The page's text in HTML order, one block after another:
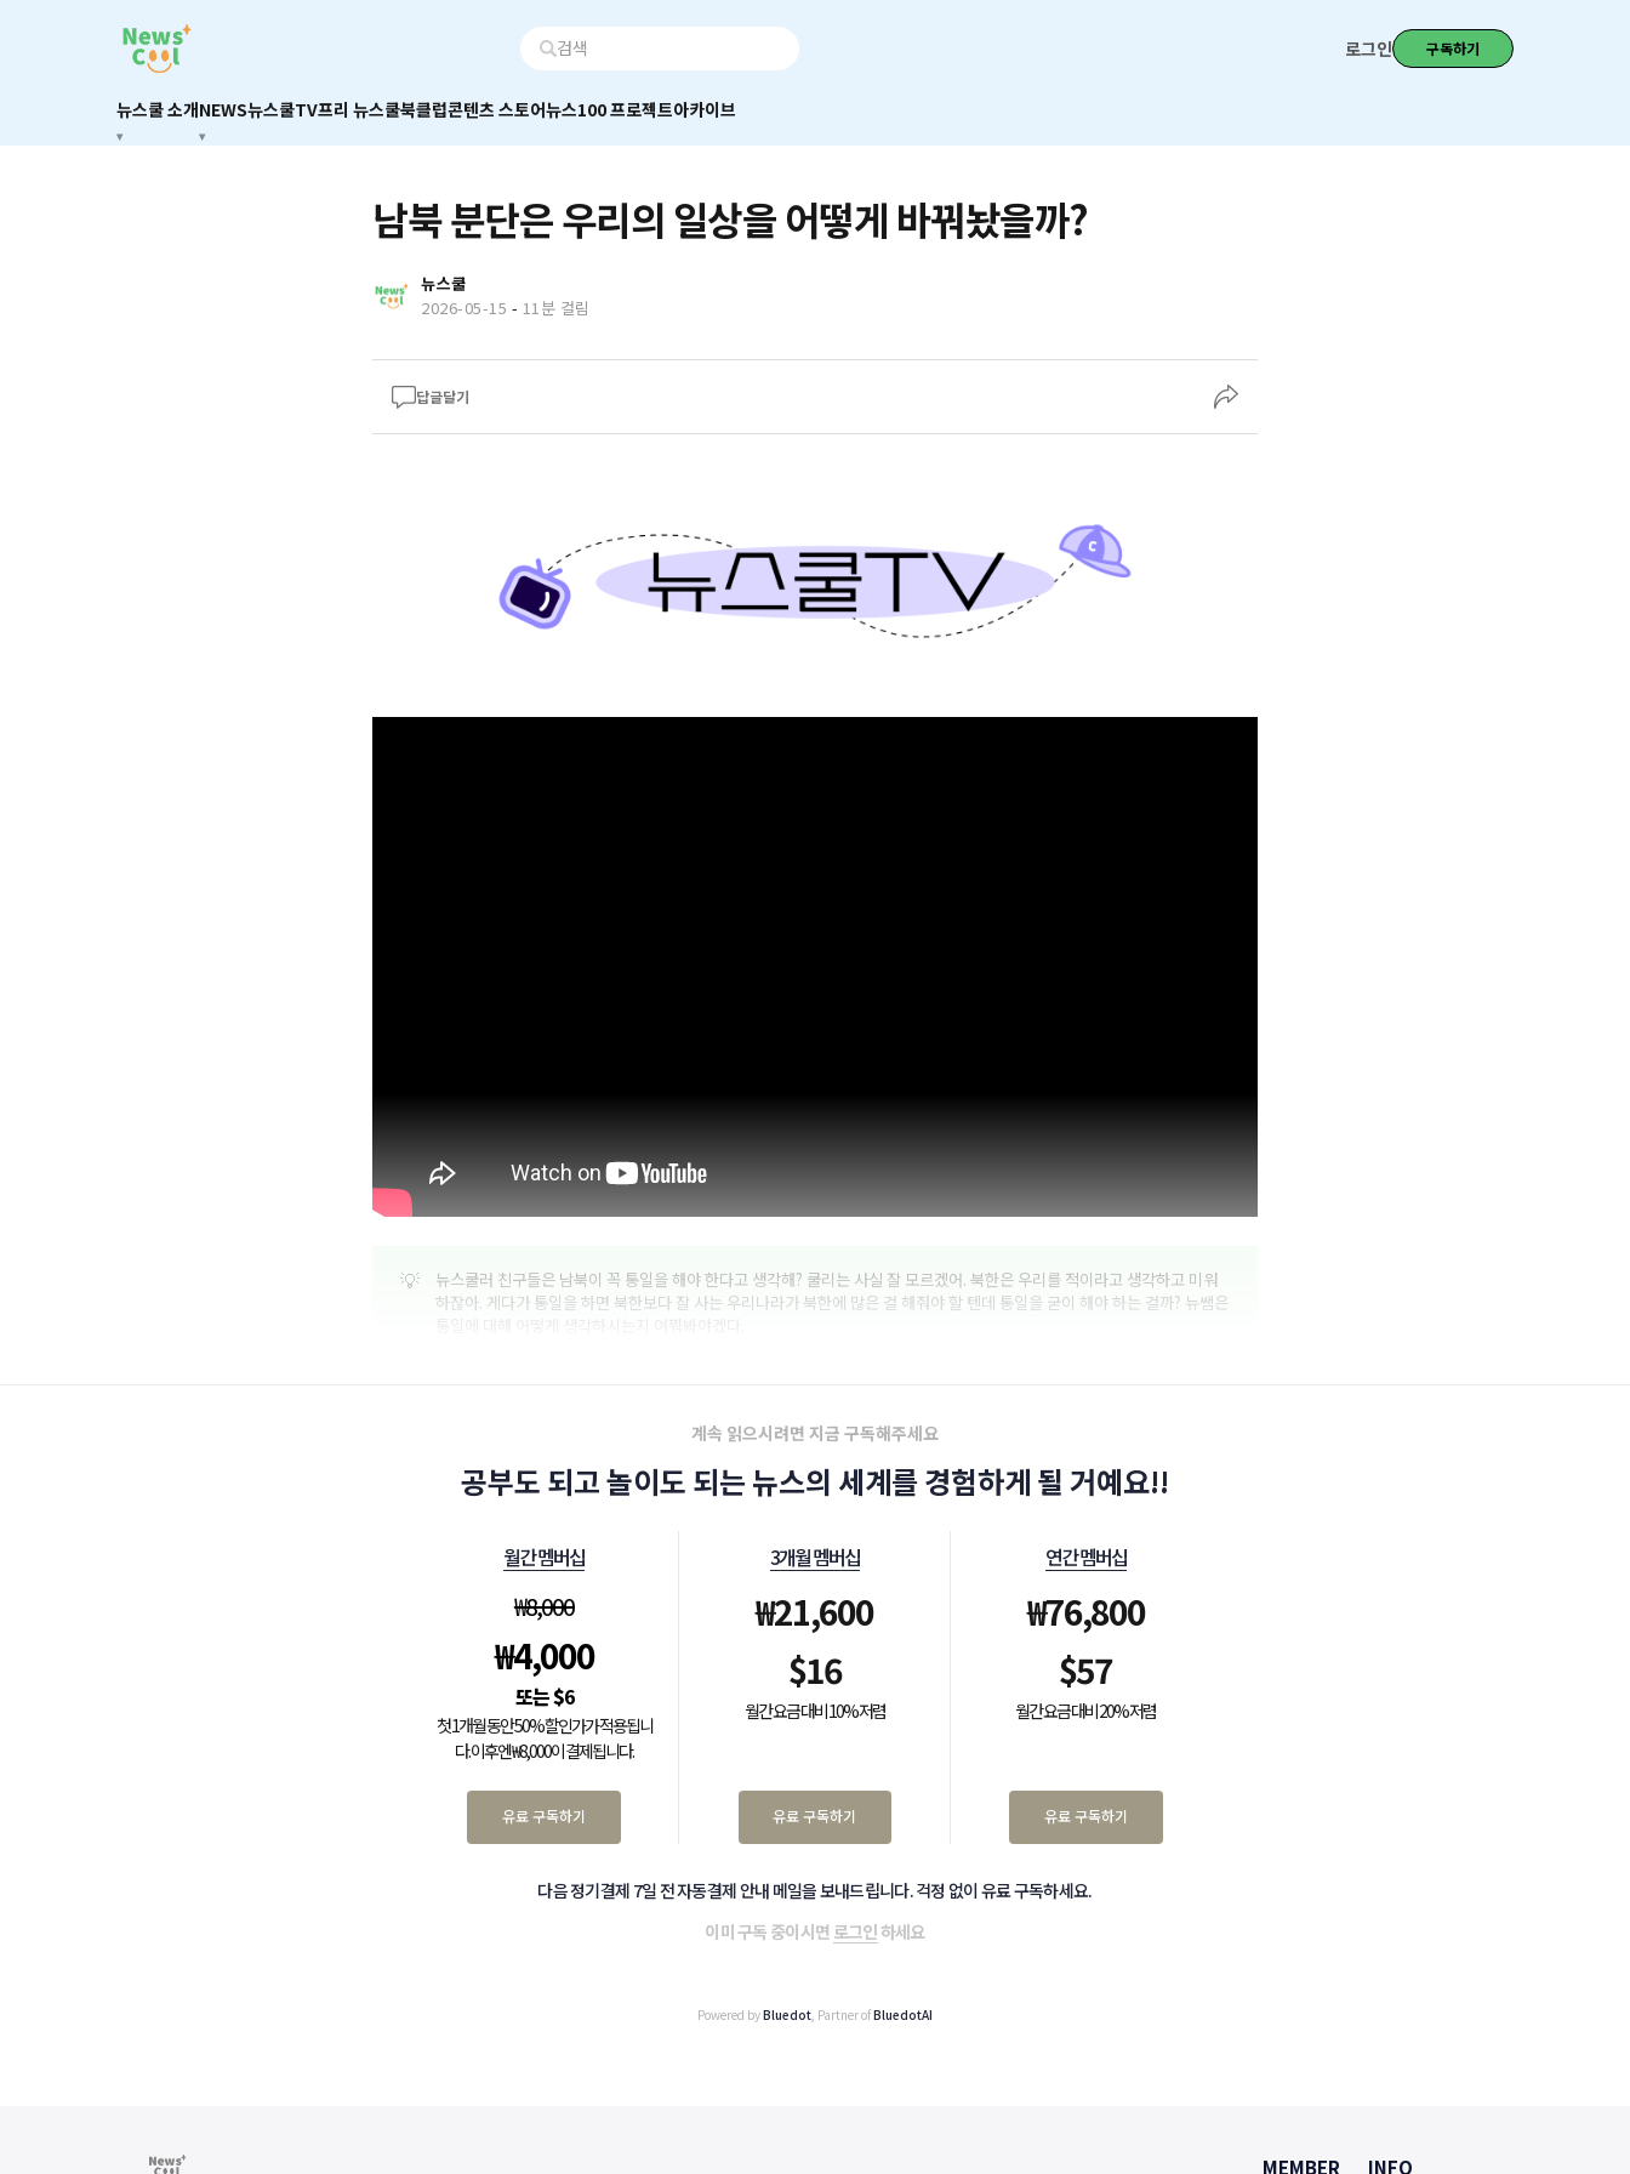
로그인 구독하기
뉴스쿨 소개NEWS뉴스쿨TV프리 뉴스쿨북클럽콘텐츠 스토어뉴스100 프로젝트아카이브
남북 분단은 우리의 일상을 어떻게 바꿔놨을까?
뉴스쿨
2026-05-15 - 11분 걸림
답글달기
💡
뉴스쿨러 친구들은 남북이 꼭 통일을 해야 한다고 생각해? 쿨리는 사실 잘 모르겠어. 북한은 우리를 적이라고 생각하고 미워
하잖아. 게다가 통일을 하면 북한보다 잘 사는 우리나라가 북한에 많은 걸 해줘야 할 텐데 통일을 굳이 해야 하는 걸까? 뉴쌤은
계속 읽으시려면 지금 구독해주세요
공부도 되고 놀이도 되는 뉴스의 세계를 경험하게 될 거예요!!
월간 멤버십
₩8,000
₩4,000
$6
첫 1개월 동안 50% 할인가가 적용됩니
다. 이후엔 ₩8,000이 결제됩니다.
유료 구독하기
3개월 멤버십
₩21,600
$16
월간 요금 대비 10% 저렴
유료 구독하기
연간 멤버십
₩76,800
$57
월간 요금 대비 20% 저렴
유료 구독하기
다음 정기결제 7일 전 자동결제 안내 메일을 보내드립니다. 걱정 없이 유료 구독하세요.
이미 구독 중이시면 로그인하세요
Powered byBluedot , Partner ofBluedotAI
MEMBER INFO